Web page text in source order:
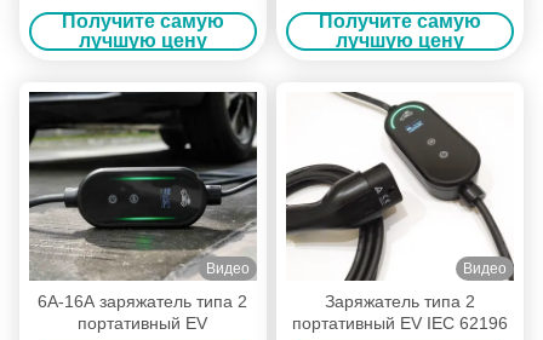
16A портативный EV
быстрый
Получите самую
лучшую цену
штепсельной вилкой IEC309
CEE
Получите самую
лучшую цену
Видео
6A-16A заряжатель типа 2
портативный EV
Видео
Заряжатель типа 2
портативный EV IEC 62196